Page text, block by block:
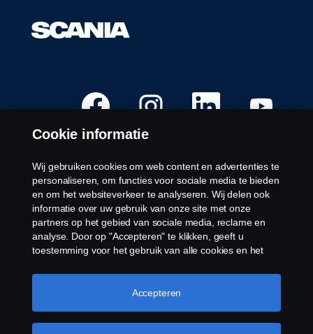
p
e
e
n
n
i
e
u
w
t
a
b
p
e
t
i
e
n
n
i
e
u
t
a
a
d
O
e
e
n
n
i
e
u
w
t
a
e
e
n
n
i
e
u
a
Beschikbare posities
Carrière Locaties
Contacteer ons
Over Scania
Juridische kennisgeving
Privacyverklaring
Cookies
Cookie informatie
Wij gebruiken cookies om web content en advertenties te
personaliseren, om functies voor sociale media te bieden
en om het websiteverkeer te analyseren. Wij delen ook
informatie over uw gebruik van onze site met onze
partners op het gebied van sociale media, reclame en
analyse. Door op "Accepteren" te klikken, geeft u
toestemming voor het gebruik van alle cookies en het
door op "Cookie Instellingen" te klikken en de
categorieën te selecteren die u wilt accepteren. Voor een
Accepteren